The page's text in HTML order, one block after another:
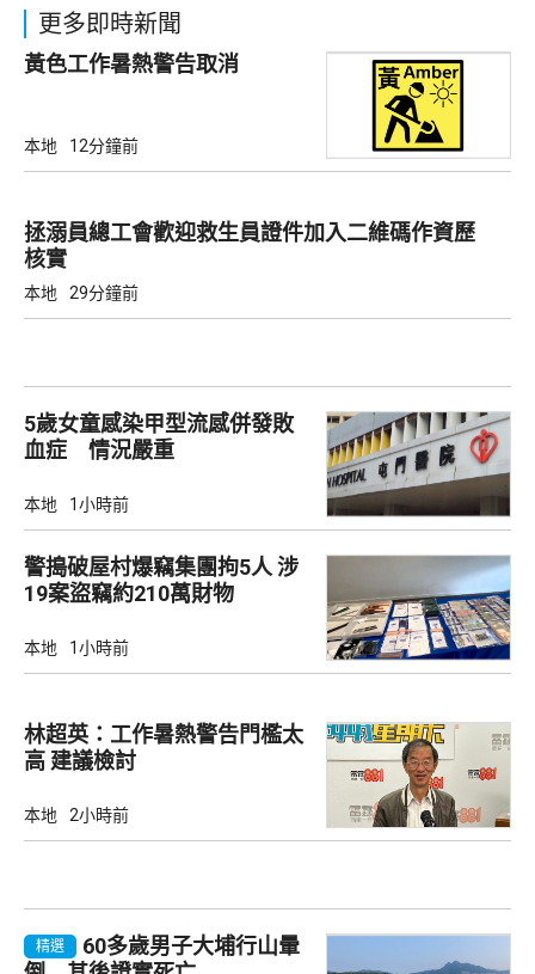
更多即時新聞
黃色工作暑熱警告取消
本地 12分鐘前
拯溺員總工會歡迎救生員證件加入二維碼作資歷
核實
本地 29分鐘前
5歲女童感染甲型流感併發敗
血症 情況嚴重
本地 1小時前
警搗破屋村爆竊集團拘5人 涉
19案盜竊約210萬財物
本地 1小時前
林超英：工作暑熱警告門檻太
高 建議檢討
本地 2小時前
精選
60多歲男子大埔行山暈